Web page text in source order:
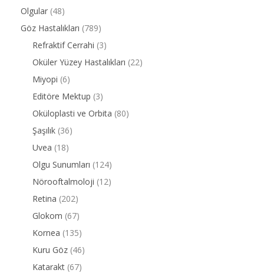
Olgular (48)
Göz Hastalıkları (789)
Refraktif Cerrahi (3)
Oküler Yüzey Hastalıkları (22)
Miyopi (6)
Editöre Mektup (3)
Oküloplasti ve Orbita (80)
Şaşılık (36)
Uvea (18)
Olgu Sunumları (124)
Nörooftalmoloji (12)
Retina (202)
Glokom (67)
Kornea (135)
Kuru Göz (46)
Katarakt (67)